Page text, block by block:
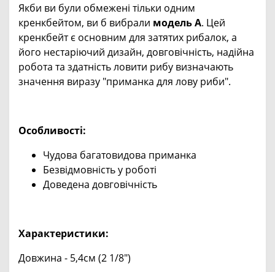
Якби ви були обмежені тільки одним
кренкбейтом, ви б вибрали модель А. Цей
кренкбейт є основним для затятих рибалок, а
його нестаріючий дизайн, довговічність, надійна
робота та здатність ловити рибу визначають
значення виразу "приманка для лову риби".
Особливості:
Чудова багатовидова приманка
Безвідмовність у роботі
Доведена довговічність
Характеристики:
Довжина - 5,4см (2 1/8")